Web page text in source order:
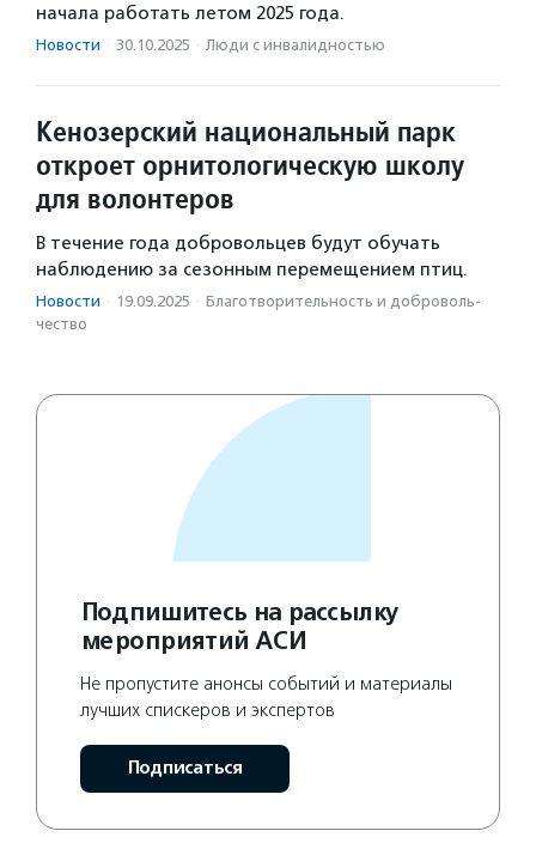
начала работать летом 2025 года.
Новости · 30.10.2025 · Люди с инвалидностью
Кенозерский национальный парк
откроет орнитологическую школу
для волонтеров
В течение года добровольцев будут обучать
наблюдению за сезонным перемещением птиц.
Новости · 19.09.2025 · Благотвори­тель­ность и доброволь­
чест­во
Подпишитесь на рассылку
мероприятий АСИ
Не пропустите анонсы событий и материалы
лучших спискеров и экспертов
Подписаться